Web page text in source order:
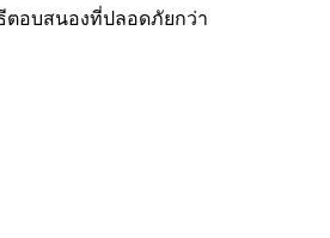
อบสนองที่ปลอดภัยกว่า